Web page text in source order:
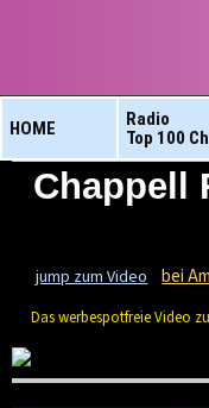
HOME
Radio
Top 100
Chappell
jump zum Video bei
Das werbespotfreie Video